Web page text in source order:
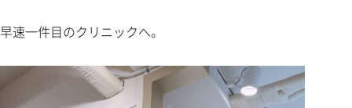
早速一件目のクリニックへ。